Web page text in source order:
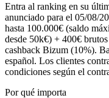
Entra al ranking en su
anunciado para el 05/08/
hasta 100.000€ (saldo
desde 50k€) + 400€
cashback Bizum (10%).
español. Los clientes
condiciones según el
Por qué importa